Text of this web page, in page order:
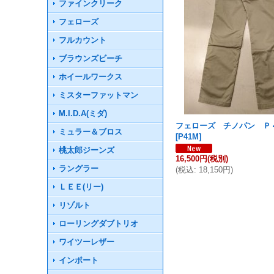
ファインクリーク
フェローズ
フルカウント
ブラウンズビーチ
ホイールワークス
ミスターファットマン
M.I.D.A(ミダ)
ミュラー＆ブロス
桃太郎ジーンズ
ラングラー
ＬＥＥ(リー)
リゾルト
ローリングダブトリオ
ワイツーレザー
インポート
フェローズ チノパン Ｐ
[P41M]
16,500円(税別)
(税込: 18,150円)